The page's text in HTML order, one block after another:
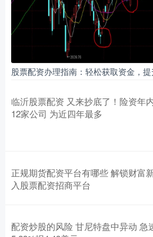
股票配资办理指南：轻松获取资金，
临沂股票配资 又来抄底了！险资年
12家公司 为近四年最多
正规期货配资平台有哪些 解锁财富
入股票配资招商平台
配资炒股的风险 甘尼特盘中异动 急